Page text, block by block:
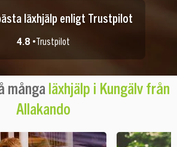
läxhjälp enligt Trustpilot
4.8 •Trustpilot
många läxhjälp i Kungälv från
Allakando